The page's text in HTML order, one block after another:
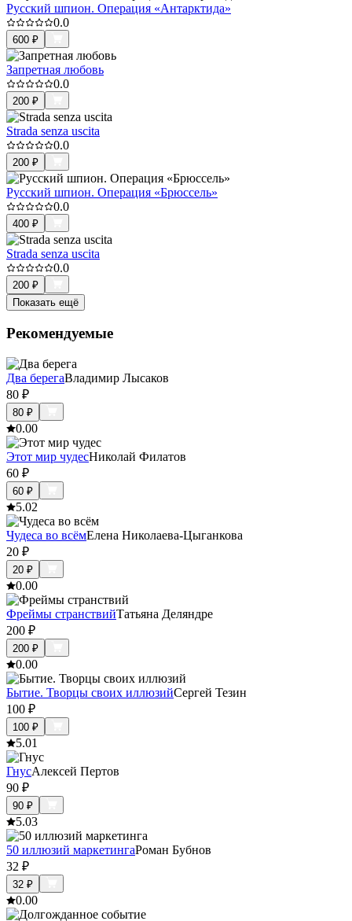
Русский шпион. Операция «Антарктида»
0.0
600 ₽
Запретная любовь
0.0
200 ₽
Strada senza uscita
0.0
200 ₽
Русский шпион. Операция «Брюссель»
0.0
400 ₽
Strada senza uscita
0.0
200 ₽
Показать ещё
Рекомендуемые
Два берегаВладимир Лысаков
80 ₽
80 ₽
0.00
Этот мир чудесНиколай Филатов
60 ₽
60 ₽
5.02
Чудеса во всёмЕлена Николаева-Цыганкова
20 ₽
20 ₽
0.00
Фреймы странствийТатьяна Деляндре
200 ₽
200 ₽
0.00
Бытие. Творцы своих иллюзийСергей Тезин
100 ₽
100 ₽
5.01
ГнусАлексей Пертов
90 ₽
90 ₽
5.03
50 иллюзий маркетингаРоман Бубнов
32 ₽
32 ₽
0.00